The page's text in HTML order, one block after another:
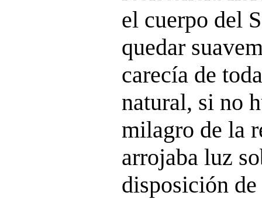
el cuerpo del
quedar
carecía de
natural, si no
milagro de la
arrojaba luz
disposición